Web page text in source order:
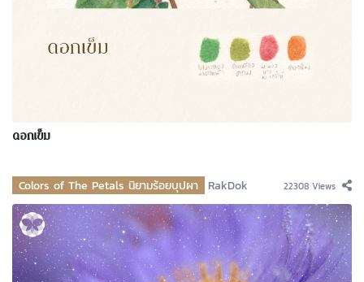
ดอกเข็ม
Colors of The Petals นิยามร้อยบุปผา RakDok 22308 Views